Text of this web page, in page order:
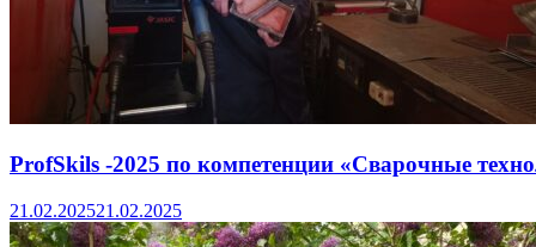
ProfSkils -2025 по компетенции «Сварочные
21.02.202521.02.2025